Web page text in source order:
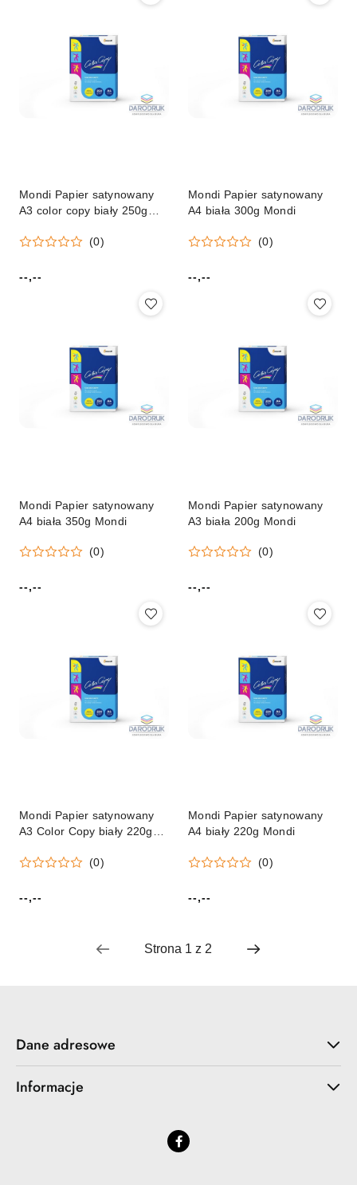
Mondi Papier satynowany
A3 color copy biały 250g
(0)
Cena:
--,--
Mondi Papier satynowany
A4 biała 300g Mondi
(0)
Cena:
--,--
Mondi Papier satynowany
A4 biała 350g Mondi
(0)
Cena:
--,--
Mondi Papier satynowany
A3 biała 200g Mondi
(0)
Cena:
--,--
Mondi Papier satynowany
A3 Color Copy biały 220g
(8687B22)
(0)
Cena:
--,--
Mondi Papier satynowany
A4 biały 220g Mondi
(0)
Cena:
--,--
Dane adresowe
Informacje